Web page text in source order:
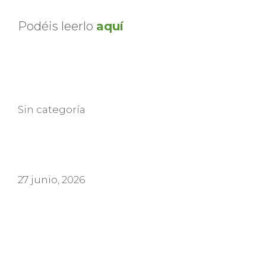
Podéis leerlo aquí
Categorías
Sin categoría
27 junio, 2026